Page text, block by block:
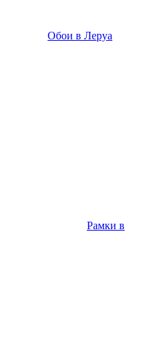
Обои в Леруа
Рамки в